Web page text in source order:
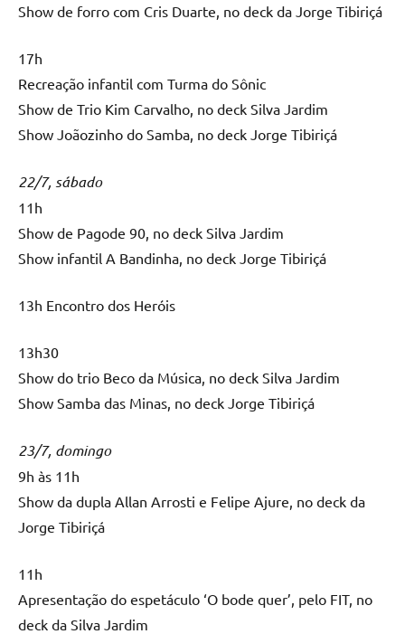
Show de forro com Cris Duarte, no deck da Jorge Tibiriçá
17h
Recreação infantil com Turma do Sônic
Show de Trio Kim Carvalho, no deck Silva Jardim
Show Joãozinho do Samba, no deck Jorge Tibiriçá
22/7, sábado
11h
Show de Pagode 90, no deck Silva Jardim
Show infantil A Bandinha, no deck Jorge Tibiriçá
13h Encontro dos Heróis
13h30
Show do trio Beco da Música, no deck Silva Jardim
Show Samba das Minas, no deck Jorge Tibiriçá
23/7, domingo
9h às 11h
Show da dupla Allan Arrosti e Felipe Ajure, no deck da
Jorge Tibiriçá
11h
Apresentação do espetáculo ‘O bode quer’, pelo FIT, no
deck da Silva Jardim